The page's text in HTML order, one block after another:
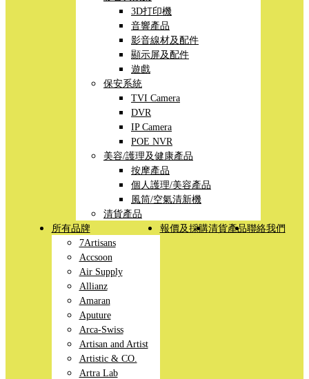
3D打印機
音響產品
影音線材及配件
顯示屏及配件
遊戲
保安系統
TVI Camera
DVR
IP Camera
POE NVR
美容/護理及健康產品
按摩產品
個人護理/美容產品
風筒/空氣清新機
清貨產品
所有品牌
7Artisans
Accsoon
Air Supply
Allianz
Amaran
Aputure
Arca-Swiss
Artisan and Artist
Artistic & CO.
Artra Lab
報價及採購清貨產品聯絡我們